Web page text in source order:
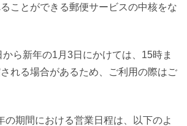
ことができる郵便サービスの中核をな
ら新年の1月3日にかけては、15時ま
れる場合があるため、ご利用の際はご
の期間における営業日程は、以下のよ